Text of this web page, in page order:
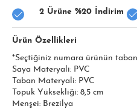
2 Ürüne %20 İndirim
Ürün Özellikleri
*Seçtiğiniz numara ürünün
Saya Materyali: PVC
Taban Materyali: PVC
Topuk Yüksekliği: 8,5 cm
Menşei: Brezilya